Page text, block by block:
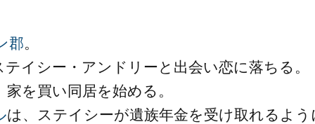
郡。
イシー・アンドリーと出会い恋に落ちる。
を買い同居を始める。
は、ステイシーが遺族年金を受け取れるよう